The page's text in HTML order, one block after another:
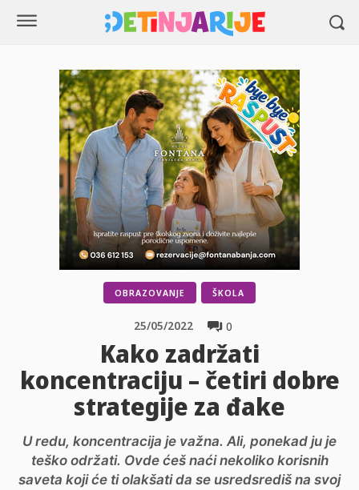
OBRAZOVANJE ŠKOLA
0
25/05/2022
Kako zadržati
koncentraciju – četiri dobre
strategije za đake
U redu, koncentracija je važna. Ali, ponekad ju je
teško održati. Ovde ćeš naći nekoliko korisnih
saveta koji će ti olakšati da se usredsrediš na svoj